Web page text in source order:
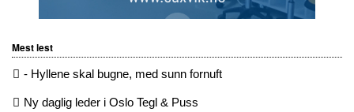
Mest lest
- Hyllene skal bugne, med sunn fornuft
Ny daglig leder i Oslo Tegl & Puss